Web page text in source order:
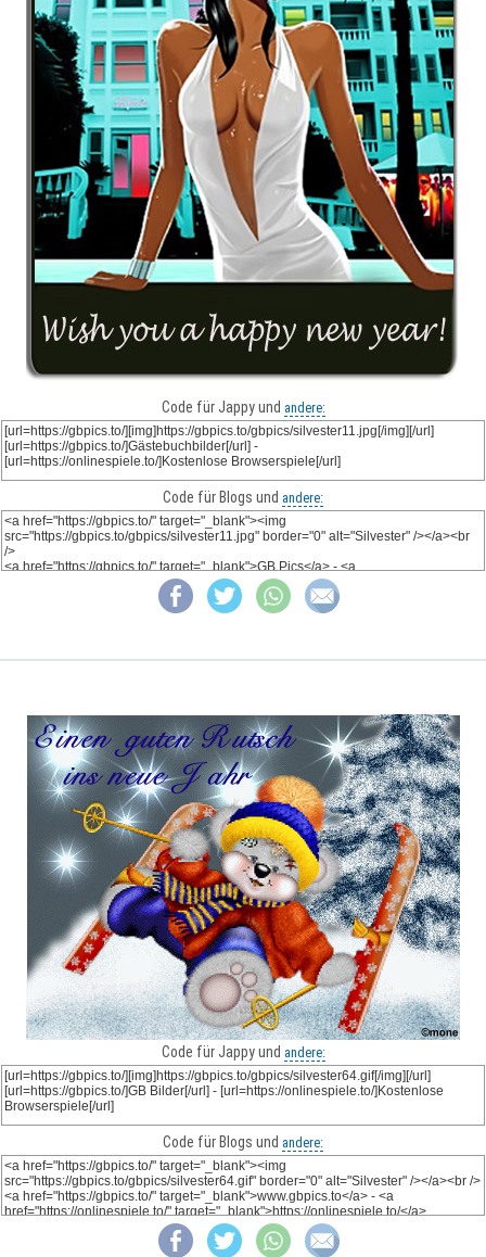
Code für Jappy und andere:
Code für Blogs und andere:
Code für Jappy und andere:
Code für Blogs und andere: